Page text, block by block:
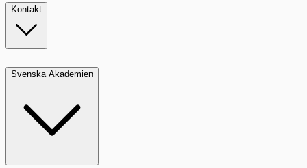
Kontakt
Svenska Akademien